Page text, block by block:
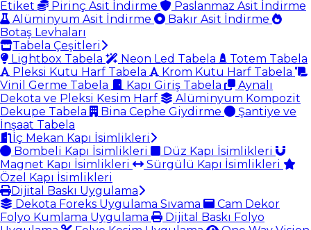
Etiket
Pirinç Asit İndirme
Paslanmaz Asit İndirme
Alüminyum Asit İndirme
Bakır Asit İndirme
Botaş Levhaları
Tabela Çeşitleri
Lightbox Tabela
Neon Led Tabela
Totem Tabela
Pleksi Kutu Harf Tabela
Krom Kutu Harf Tabela
Vinil Germe Tabela
Kapı Giriş Tabela
Aynalı
Dekota ve Pleksi Kesim Harf
Alüminyum Kompozit
Dekupe Tabela
Bina Cephe Giydirme
Şantiye ve
İnşaat Tabela
İç Mekan Kapı İsimlikleri
Bombeli Kapı İsimlikleri
Düz Kapı İsimlikleri
Magnet Kapı İsimlikleri
Sürgülü Kapı İsimlikleri
Özel Kapı İsimlikleri
Dijital Baskı Uygulama
Dekota Foreks Uygulama Sıvama
Cam Dekor
Folyo Kumlama Uygulama
Dijital Baskı Folyo